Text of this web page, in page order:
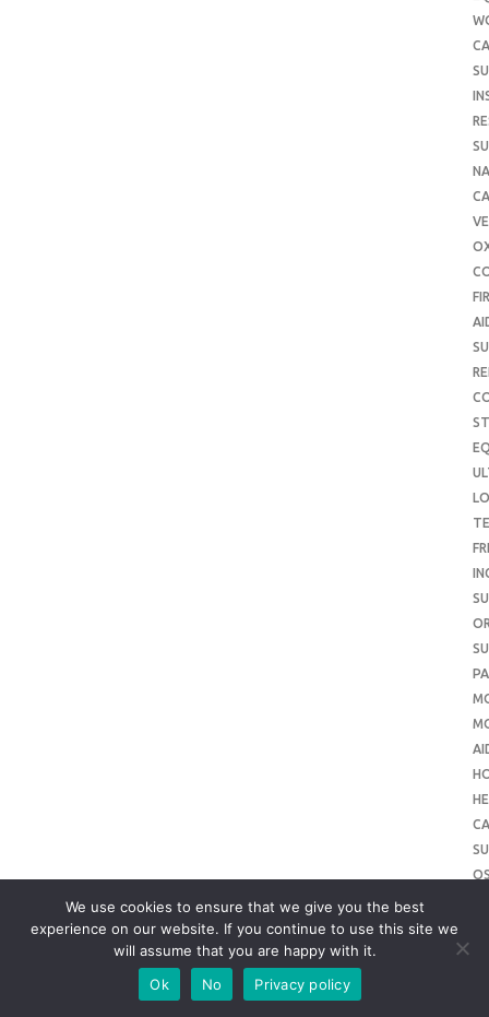
We use cookies to ensure that we give you the best
experience on our website. If you continue to use this site we
will assume that you are happy with it.
Ok
No Privacy policy